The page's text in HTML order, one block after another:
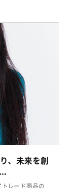
、未来を創
レード商品の